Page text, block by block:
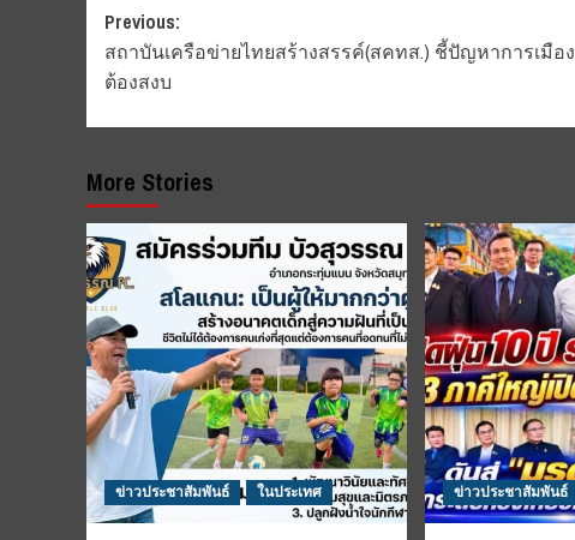
Post
navigation
Previous:
สถาบันเครือข่ายไทยสร้างสรรค์(สคทส.) ชี้ปัญหาการเมือง
ต้องสงบ
More Stories
ข่าวประชาสัมพันธ์ ในประเทศ ข่าวประชาสัมพันธ์